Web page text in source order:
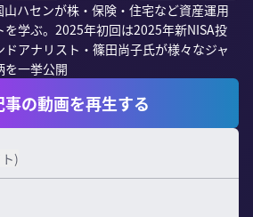
山ハセンが株・保険・住宅など資産運用
学ぶ。2025年初回は2025年新NISA投
アナリスト・篠田尚子氏が様々なジャ
を一挙公開
事の動画を再生する
)